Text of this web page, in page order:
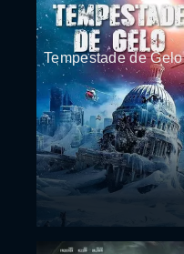
Tempestade de Gelo